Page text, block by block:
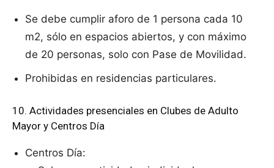
Se debe cumplir aforo de 1 persona cada 10
m2, sólo en espacios abiertos, y con máximo
de 20 personas, solo con Pase de Movilidad.
Prohibidas en residencias particulares.
10. Actividades presenciales en Clubes de Adulto
Mayor y Centros Día
Centros Día: